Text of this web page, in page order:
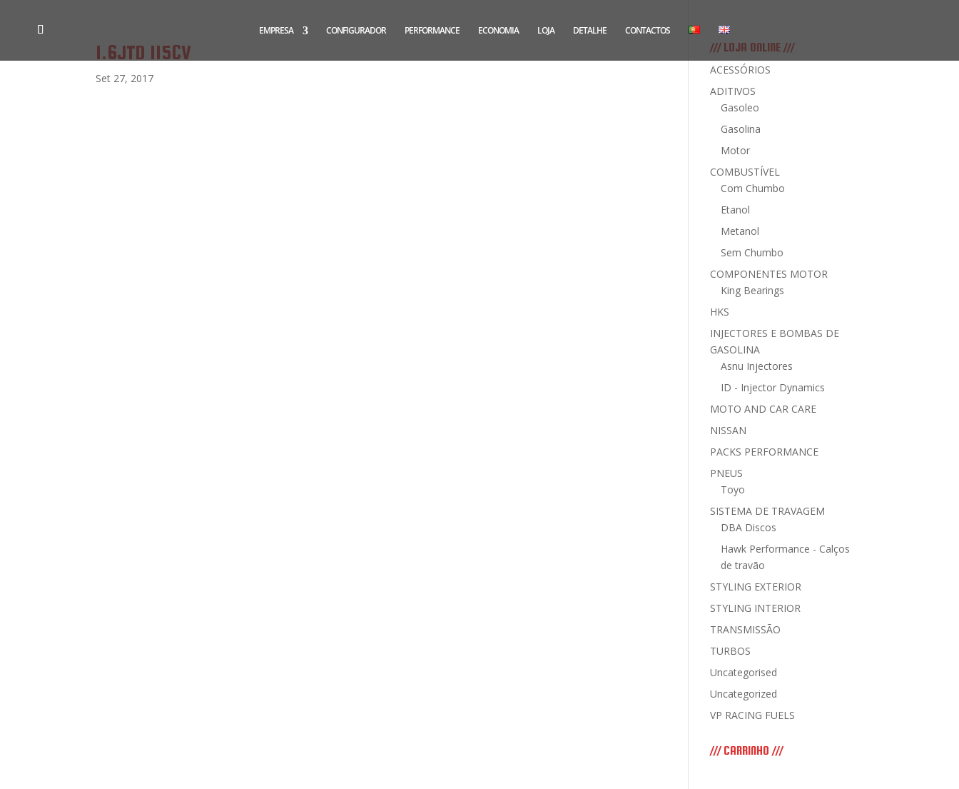
EMPRESA CONFIGURADOR PERFORMANCE ECONOMIA LOJA DETALHE CONTACTOS
1.6JTD 115CV
Set 27, 2017
/// LOJA ONLINE ///
ACESSÓRIOS
ADITIVOS
Gasoleo
Gasolina
Motor
COMBUSTÍVEL
Com Chumbo
Etanol
Metanol
Sem Chumbo
COMPONENTES MOTOR
King Bearings
HKS
INJECTORES E BOMBAS DE
GASOLINA
Asnu Injectores
ID - Injector Dynamics
MOTO AND CAR CARE
NISSAN
PACKS PERFORMANCE
PNEUS
Toyo
SISTEMA DE TRAVAGEM
DBA Discos
Hawk Performance - Calços
de travão
STYLING EXTERIOR
STYLING INTERIOR
TRANSMISSÃO
TURBOS
Uncategorised
Uncategorized
VP RACING FUELS
/// CARRINHO ///